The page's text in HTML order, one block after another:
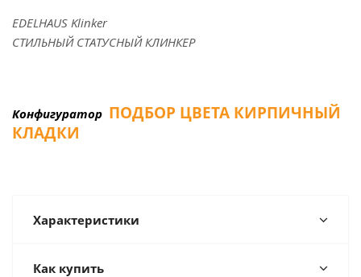
EDELHAUS Klinker
СТИЛЬНЫЙ СТАТУСНЫЙ КЛИНКЕР
Конфигуратор ПОДБОР ЦВЕТА КИРПИЧНЫЙ
КЛАДКИ
Характеристики
Как купить